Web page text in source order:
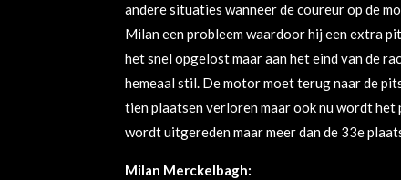
andere situaties wanneer de coureur op de
Milan een probleem waardoor hij een extra
het snel opgelost maar aan het eind van de
hemeaal stil. De motor moet terug naar de
tien plaatsen verloren maar ook nu wordt
wordt uitgereden maar meer dan de 33e
Milan Merckelbagh: